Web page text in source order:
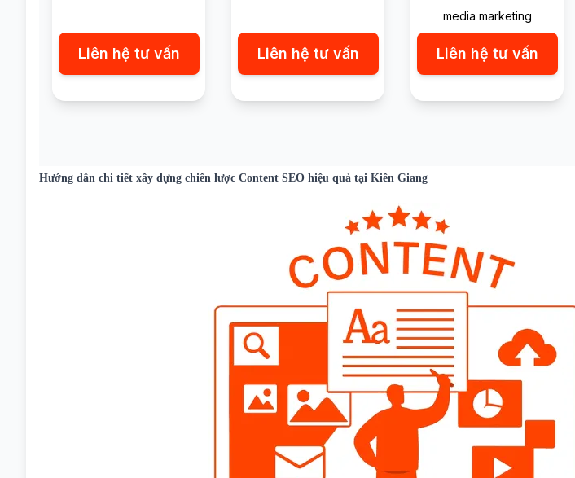
Liên hệ tư vấn Liên hệ tư vấn
media marketing
Liên hệ tư vấn
Hướng dẫn chi tiết xây dựng chiến lược Content SEO hiệu quả tại Kiên Giang